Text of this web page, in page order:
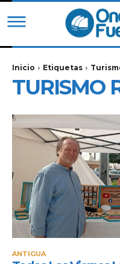
Inicio Etiquetas
TURISMO
ANTIGUA